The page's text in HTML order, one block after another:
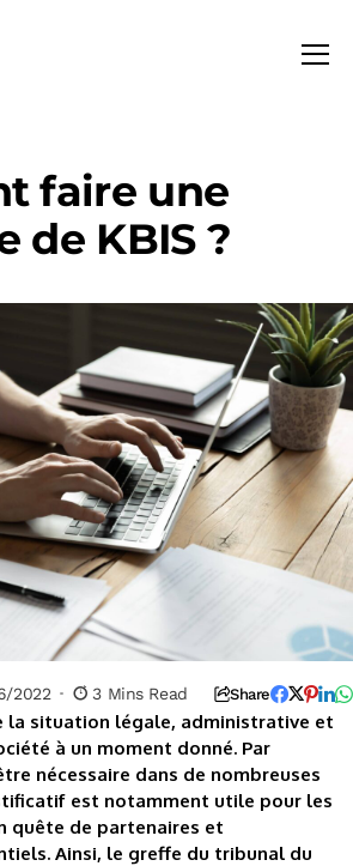
faire une
de KBIS ?
2022 3 Mins Read Share
la situation légale, administrative et
à un moment donné. Par
nécessaire dans de nombreuses
est notamment utile pour les
quête de partenaires et
Ainsi, le greffe du tribunal du